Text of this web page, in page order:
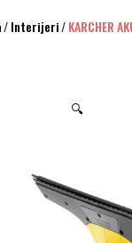
/Interijeri/KARCHER
🔍